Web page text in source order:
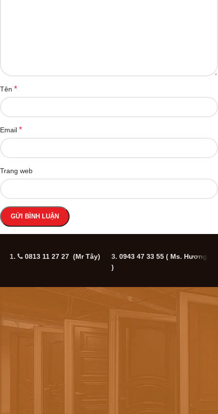
Tên *
Email *
Trang web
1. 0813 11 27 27 (Mr Tây) 3. 0943 47 33 55 ( Ms. Hương
)